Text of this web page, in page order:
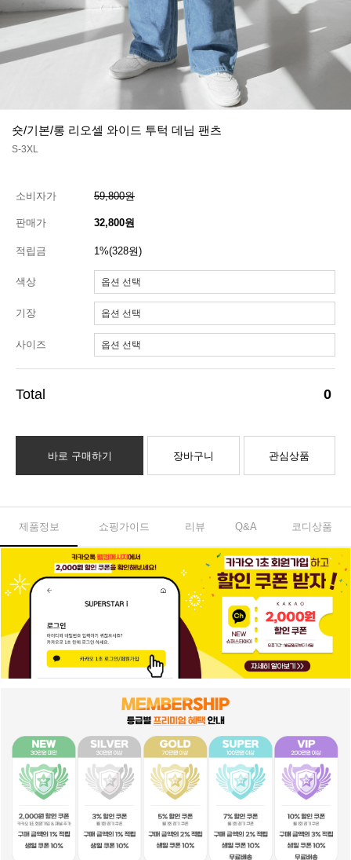
숏/기본/롱 리오셀 와이드 투턱 데님 팬츠
S-3XL
소비자가 59,800원
판매가 32,800원
적립금 1%(328원)
색상
기장
사이즈
0
바로 구매하기 장바구니 관심상품
제품정보 쇼핑가이드 리뷰 Q&A 코디상품